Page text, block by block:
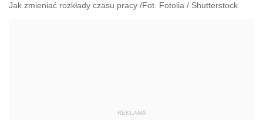
Jak zmieniać rozkłady czasu pracy /Fot. Fotolia / Shutterstock